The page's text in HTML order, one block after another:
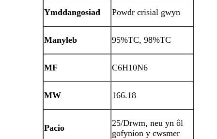
Ymddangosiad Powdr crisial gwyn
Manyleb 95%TC, 98%TC
MF C6H10N6
MW 166.18
Pacio
25/Drwm, neu yn ôl
gofynion y cwsmer